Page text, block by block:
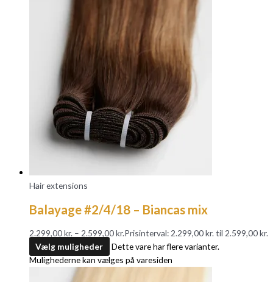
Hair extensions
Balayage #2/4/18 – Biancas mix
2.299,00kr. – 2.599,00kr.Prisinterval: 2.299,00 kr. til 2.599,00 kr.
Vælg muligheder
Dette vare har flere varianter.
Mulighederne kan vælges på varesiden